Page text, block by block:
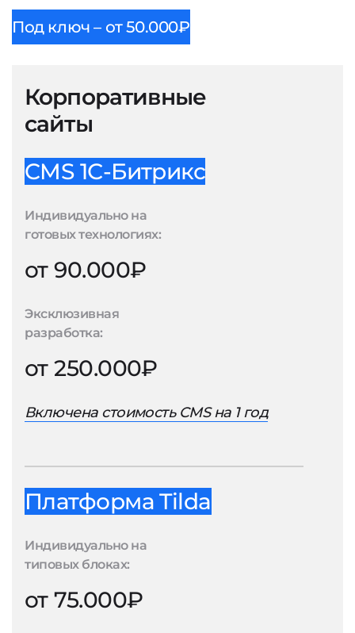
Под ключ – от 50.000₽
Корпоративные
сайты
CMS 1С-Битрикс
Индивидуально на
готовых технологиях:
от 90.000₽
Эксклюзивная
разработка:
от 250.000₽
Включена стоимость CMS на 1 год
Платформа Tilda
Индивидуально на
типовых блоках:
от 75.000₽